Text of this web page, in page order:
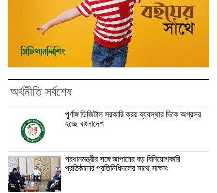
অর্থনীতি সর্বশেষ
পূর্ণাঙ্গ ডিজিটাল সরকারি ক্রয় ব্যবস্থার দিকে অগ্রসর
হচ্ছে বাংলাদেশ
প্রধানমন্ত্রীর সঙ্গে জাপানের বড় বিনিয়োগকারি
প্রতিষ্ঠানের প্রতিনিধিদলের সাথে সাক্ষাৎ